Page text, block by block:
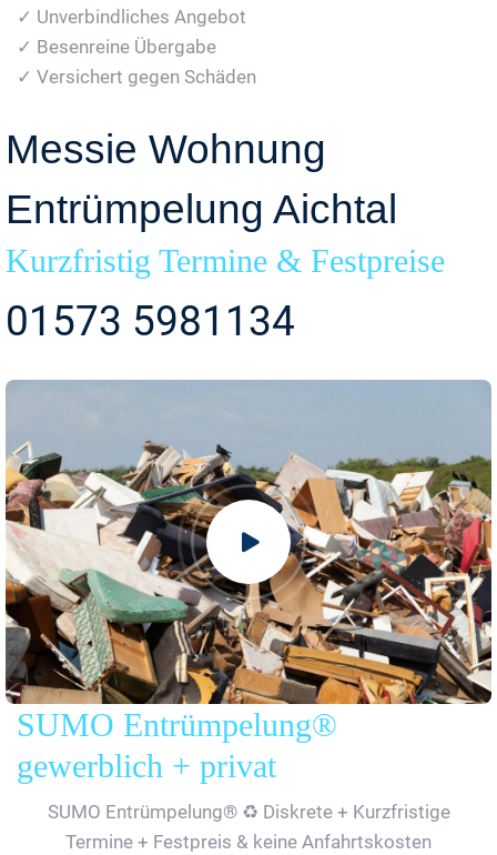
✓ Unverbindliches Angebot
✓ Besenreine Übergabe
✓ Versichert gegen Schäden
Messie Wohnung
Entrümpelung Aichtal
Kurzfristig Termine & Festpreise
01573 5981134
SUMO Entrümpelung®
gewerblich + privat
SUMO Entrümpelung® ♻️ Diskrete + Kurzfristige
Termine + Festpreis & keine Anfahrtskosten